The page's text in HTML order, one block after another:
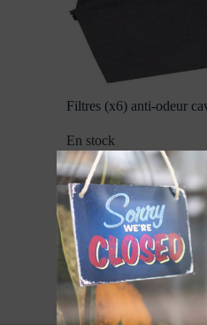
Filtres (x6) anti-odeur
En stock
Ajouter
Mise à jour du